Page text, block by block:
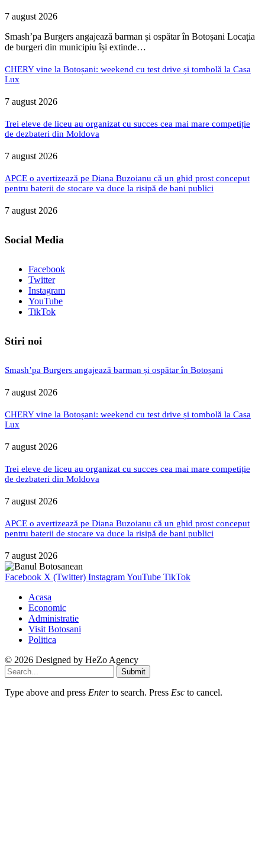
7 august 2026
Smash’pa Burgers angajează barman și ospătar în Botoșani Locația
de burgeri din municipiu își extinde…
CHERY vine la Botoșani: weekend cu test drive și tombolă la Casa
Lux
7 august 2026
Trei eleve de liceu au organizat cu succes cea mai mare competiție
de dezbateri din Moldova
7 august 2026
APCE o avertizează pe Diana Buzoianu că un ghid prost conceput
pentru baterii de stocare va duce la risipă de bani publici
7 august 2026
Social Media
Facebook
Twitter
Instagram
YouTube
TikTok
Stiri noi
Smash’pa Burgers angajează barman și ospătar în Botoșani
7 august 2026
CHERY vine la Botoșani: weekend cu test drive și tombolă la Casa
Lux
7 august 2026
Trei eleve de liceu au organizat cu succes cea mai mare competiție
de dezbateri din Moldova
7 august 2026
APCE o avertizează pe Diana Buzoianu că un ghid prost conceput
pentru baterii de stocare va duce la risipă de bani publici
7 august 2026
Facebook X (Twitter) InstagramYouTube TikTok
Acasa
Economic
Administratie
Visit Botosani
Politica
© 2026 Designed by HeZo Agency
Submit
Type above and press Enterto search. Press Esc to cancel.